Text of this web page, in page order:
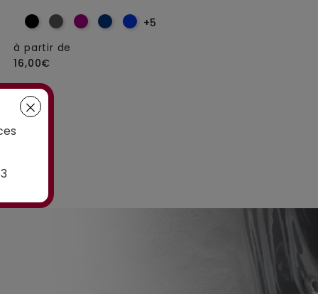
+5
à partir de
16,00€